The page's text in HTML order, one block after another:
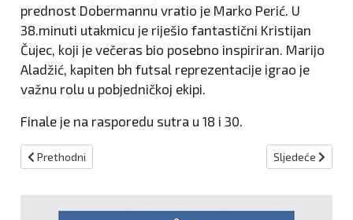
prednost Dobermannu vratio je Marko Perić. U
38.minuti utakmicu je riješio fantastični Kristijan
Čujec, koji je večeras bio posebno inspiriran. Marijo
Aladžić, kapiten bh futsal reprezentacije igrao je
važnu rolu u pobjedničkoj ekipi.
Finale je na rasporedu sutra u 18 i 30.
Prethodni članak: U Kiseljaku počeo "Novogodišnji rukometni
Prethodni Sljedeći
Sljedeće